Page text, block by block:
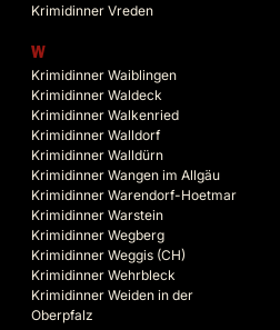
Krimidinner Vreden
W
Krimidinner Waiblingen
Krimidinner Waldeck
Krimidinner Walkenried
Krimidinner Walldorf
Krimidinner Walldürn
Krimidinner Wangen im Allgäu
Krimidinner Warendorf-Hoetmar
Krimidinner Warstein
Krimidinner Wegberg
Krimidinner Weggis (CH)
Krimidinner Wehrbleck
Krimidinner Weiden in der
Oberpfalz